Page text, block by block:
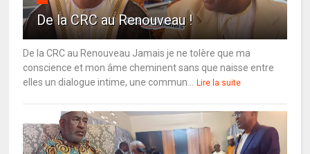
De la CRC au Renouveau !
De la CRC au Renouveau Jamais je ne tolère que ma
conscience et mon âme cheminent sans que naisse entre
elles un dialogue intime, une commun...
Lire la suite